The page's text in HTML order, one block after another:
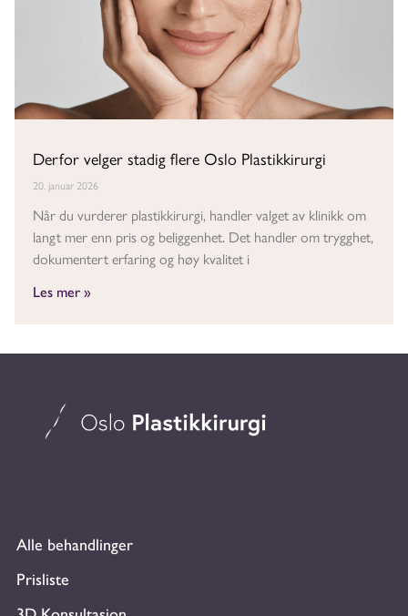
Derfor velger stadig flere Oslo Plastikkirurgi
20. januar 2026
Når du vurderer plastikkirurgi, handler valget av klinikk om
langt mer enn pris og beliggenhet. Det handler om trygghet,
dokumentert erfaring og høy kvalitet i
Les mer »
Alle behandlinger
Prisliste